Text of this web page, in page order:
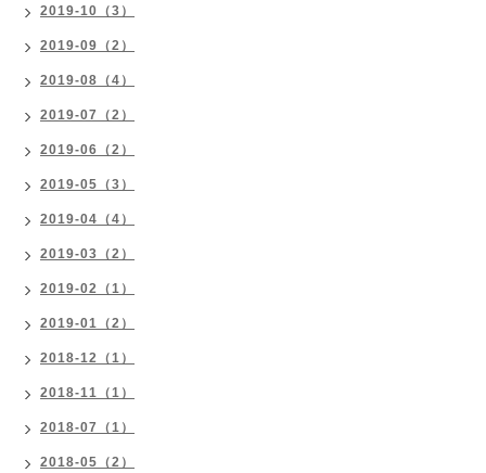
2019-10（3）
2019-09（2）
2019-08（4）
2019-07（2）
2019-06（2）
2019-05（3）
2019-04（4）
2019-03（2）
2019-02（1）
2019-01（2）
2018-12（1）
2018-11（1）
2018-07（1）
2018-05（2）